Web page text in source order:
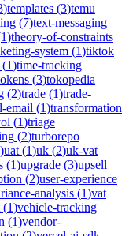
)templates (3)temu
(7)text-messaging
1)theory-of-constraints
system (1)tiktok
(1)time-tracking
(3)tokopedia
(2)trade (1)trade-
email (1)transformation
(1)triage
(2)turborepo
)uat (1)uk (2)uk-vat
(1)upgrade (3)upsell
(2)user-experience
analysis (1)vat
(1)vehicle-tracking
(1)vendor-